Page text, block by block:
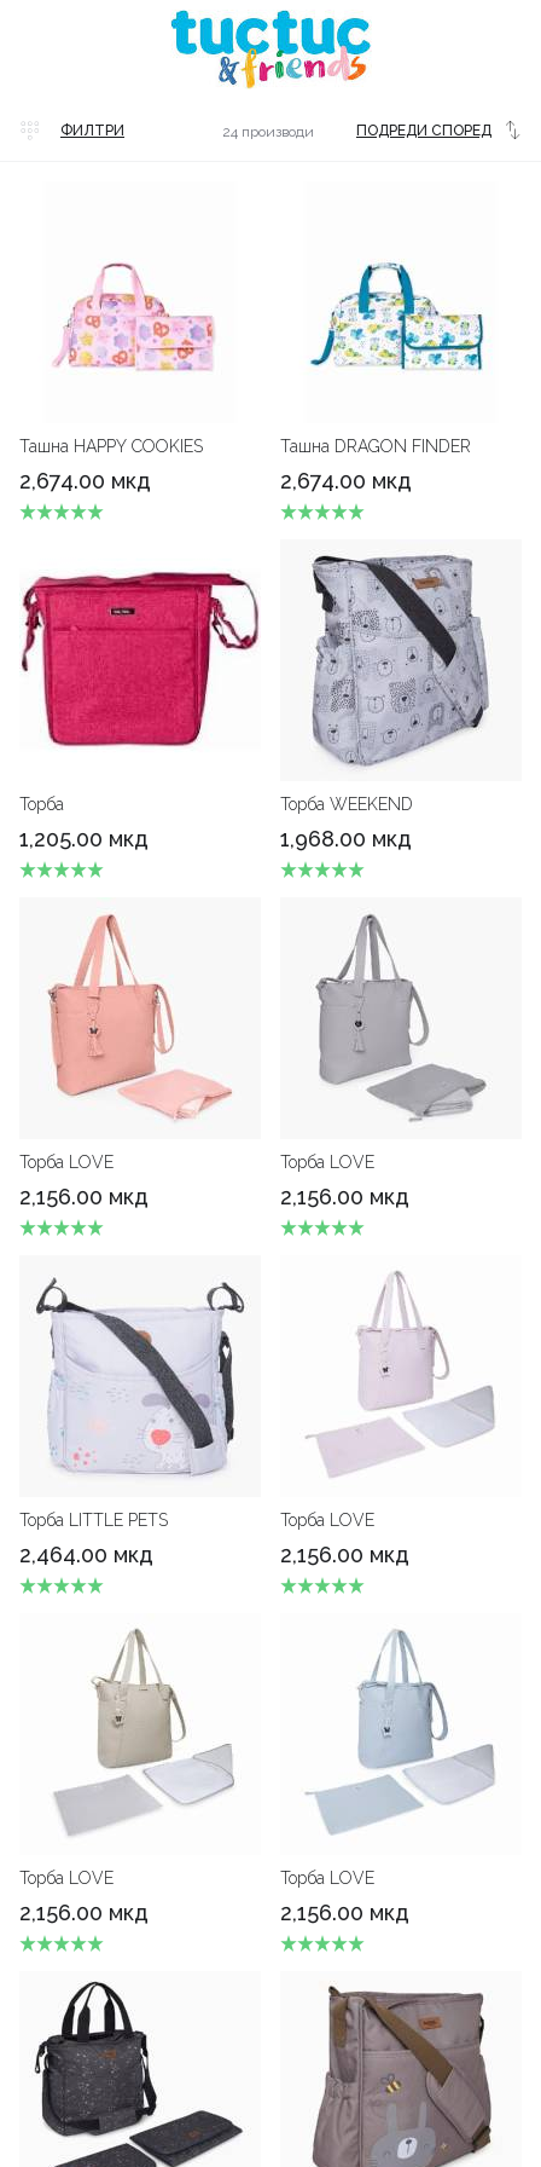
ФИЛТРИ ПОДРЕДИ СПОРЕД
24 производи
Ташна HAPPY COOKIES
2,674.00 мкд
Ташна DRAGON FINDER
2,674.00 мкд
Торба
1,205.00 мкд
Торба WEEKEND
1,968.00 мкд
Торба LOVE
2,156.00 мкд
Торба LOVE
2,156.00 мкд
Торба LITTLE PETS
2,464.00 мкд
Торба LOVE
2,156.00 мкд
Торба LOVE
2,156.00 мкд
Торба LOVE
2,156.00 мкд